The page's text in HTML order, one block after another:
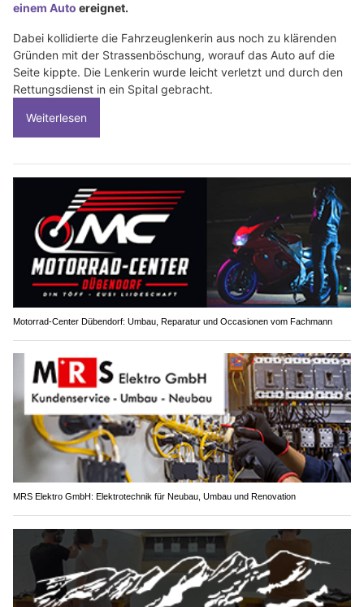
einem Auto ereignet.
Dabei kollidierte die Fahrzeuglenkerin aus noch zu klärenden
Gründen mit der Strassenböschung, worauf das Auto auf die
Seite kippte. Die Lenkerin wurde leicht verletzt und durch den
Rettungsdienst in ein Spital gebracht.
Weiterlesen
Motorrad-Center Dübendorf: Umbau, Reparatur und Occasionen vom Fachmann
MRS Elektro GmbH: Elektrotechnik für Neubau, Umbau und Renovation